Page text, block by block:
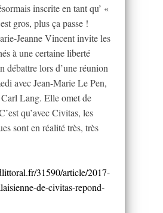
inscrite en tant qu’ «
gros, plus ça passe !
Jeanne Vincent invite les
à une certaine liberté
débattre lors d’une réunion
avec Jean-Marie Le Pen,
Lang. Elle omet de
qu’avec Civitas, les
sont en réalité très, très
31590/article/2017-
de-civitas-repond-